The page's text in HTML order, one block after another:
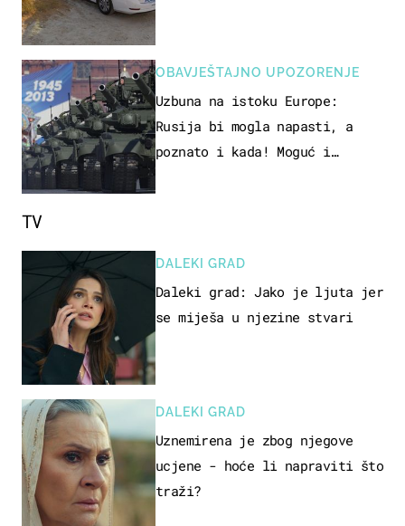
OBAVJEŠTAJNO UPOZORENJE
Uzbuna na istoku Europe:
Rusija bi mogla napasti, a
poznato i kada! Moguć i
TV
DALEKI GRAD
Daleki grad: Jako je ljuta jer
se miješa u njezine stvari
DALEKI GRAD
Uznemirena je zbog njegove
ucjene - hoće li napraviti što
traži?